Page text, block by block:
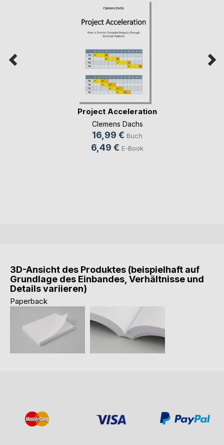
Project Acceleration
Clemens Dachs
16,99 € Buch
6,49 € E-Book
3D-Ansicht des Produktes (beispielhaft auf
Grundlage des Einbandes, Verhältnisse und
Details variieren)
Paperback